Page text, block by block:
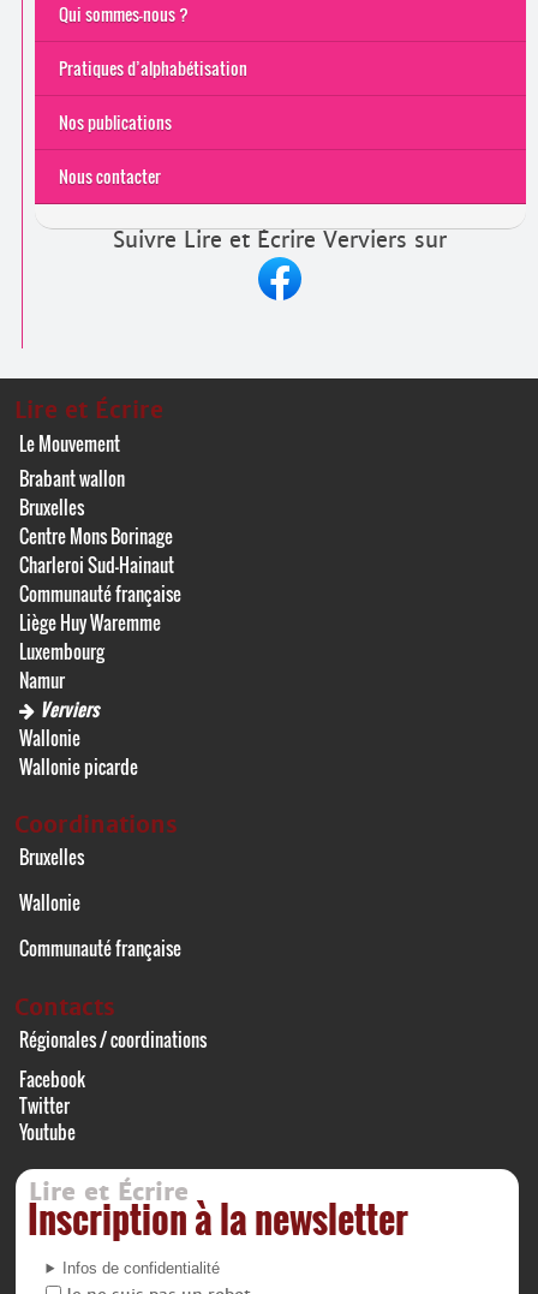
Qui sommes-nous ?
Pratiques d’alphabétisation
Nos publications
Nous contacter
Suivre Lire et Écrire Verviers sur
Lire et Écrire
Le Mouvement
Brabant wallon
Bruxelles
Centre Mons Borinage
Charleroi Sud-Hainaut
Communauté française
Liège Huy Waremme
Luxembourg
Namur
Verviers
Wallonie
Wallonie picarde
Coordinations
Bruxelles
Wallonie
Communauté française
Contacts
Régionales / coordinations
Facebook
Twitter
Youtube
Lire et Écrire
Inscription à la newsletter
Infos de confidentialité